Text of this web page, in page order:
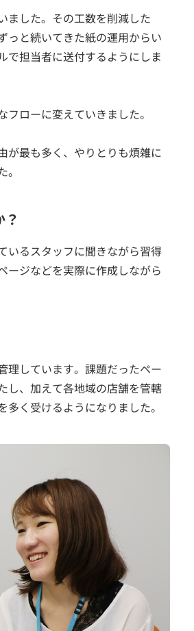
ました。その工数を削減した
っと続いてきた紙の運用からい
で担当者に送付するようにしま
ローに変えていきました。
が最も多く、やりとりも煩雑に
いるスタッフに聞きながら習得
ージなどを実際に作成しながら
理しています。課題だったペー
し、加えて各地域の店舗を管轄
く受けるようになりました。